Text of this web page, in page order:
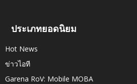
ประเภทยอดนิยม
Hot News
ข่าวไอที
Garena RoV: Mobile MOBA